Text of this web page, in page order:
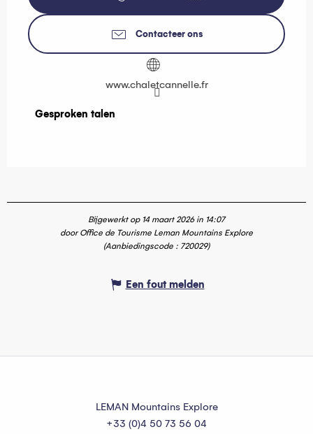
Contacteer ons
www.chaletcannelle.fr
Gesproken talen
Gesproken talen
Bijgewerkt op 14 maart 2026 in 14:07
door Office de Tourisme Leman Mountains Explore
(Aanbiedingscode : 720029)
Een fout melden
LEMAN Mountains Explore
+33 (0)4 50 73 56 04